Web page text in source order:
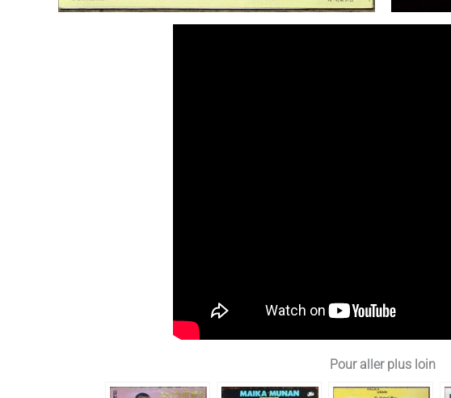
Pour aller plus loin